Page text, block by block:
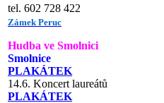
tel. 602 728 422
Zámek Peruc
Hudba ve Smolnici
Smolnice
PLAKÁTEK
14.6. Koncert laureátů
PLAKÁTEK